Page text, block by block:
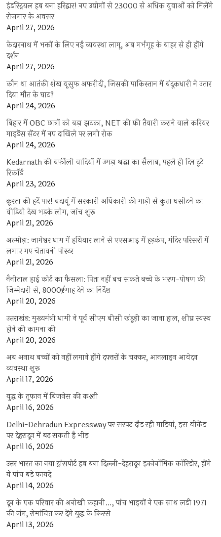
इंडस्ट्रियल हब बना हरिद्वार! नए उद्योगों से 23000 से अधिक युवाओं को मिलेंगे
रोजगार के अवसर
April 27, 2026
केदारनाथ में भक्तों के लिए नई व्यवस्था लागू, अब गर्भगृह के बाहर से ही होंगे
दर्शन
April 27, 2026
कौन था आतंकी शेख यूसुफ अफरीदी, जिसकी पाकिस्तान में बंदूकधारी ने उतार
दिया मौत के घाट?
April 24, 2026
बिहार में OBC छात्रों को बड़ा झटका, NET की फ्री तैयारी कराने वाले करियर
गाइडेंस सेंटर में नए दाखिले पर लगी रोक
April 24, 2026
Kedarnath की बर्फीली वादियों में उमड़ा श्रद्धा का सैलाब, पहले ही दिन टूटे
रिकॉर्ड
April 23, 2026
क्रूरता की हदें पार! बदायूं में सरकारी अधिकारी की गाड़ी से कुत्ता घसीटने का
वीडियो देख भड़के लोग, जांच शुरू
April 21, 2026
अल्मोड़ा: जागेश्वर धाम में हथियार लाने से एएसआइ में हड़कंप, मंदिर परिसरों में
लगाए गए चेतावनी पोस्टर
April 21, 2026
नैनीताल हाई कोर्ट का फैसला: पिता नहीं बच सकते बच्चे के भरण-पोषण की
जिम्मेदारी से, 8000₹/माह देने का निर्देश
April 20, 2026
उत्तराखंड: मुख्यमंत्री धामी ने पूर्व सीएम बीसी खंडूड़ी का जाना हाल, शीघ्र स्वस्थ
होने की कामना की
April 20, 2026
अब अनाथ बच्चों को नहीं लगाने होंगे दफ्तरों के चक्कर, आनलाइन आवेदन
व्यवस्था शुरू
April 17, 2026
युद्ध के तूफान में बिजनेस की कश्ती
April 16, 2026
Delhi-Dehradun Expressway पर सरपट दौड़ रही गाड़ियां, इस वीकेंड
पर देहरादून में बढ़ सकती है भीड़
April 16, 2026
उत्तर भारत का नया ट्रांसपोर्ट हब बना दिल्ली-देहरादून इकोनॉमिक कॉरिडोर, होंगे
ये पांच बड़े फायदे
April 14, 2026
दून के एक परिवार की अनोखी कहानी…, पांच भाइयों ने एक साथ लड़ी 1971
की जंग, रोमांचित कर देंगे युद्ध के किस्से
April 13, 2026